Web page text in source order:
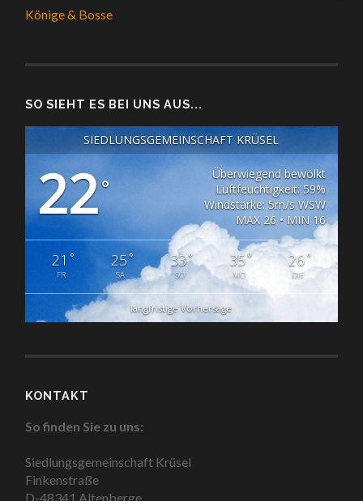
Könige & Bosse
SO SIEHT ES BEI UNS AUS...
SIEDLUNGSGEMEINSCHAFT KRÜSEL
22°
Überwiegend bewölkt
Luftfeuchtigkeit: 59%
Windstärke: 5m/s WSW
MAX 26 • MIN 16
21 °
FR
25°
SA
33°
SO
35°
MO
26°
DIE
langfristige Vorhersage
KONTAKT
So finden Sie zu uns:
Siedlungsgemeinschaft Krüsel
Finkenstraße
D-48341 Altenberge